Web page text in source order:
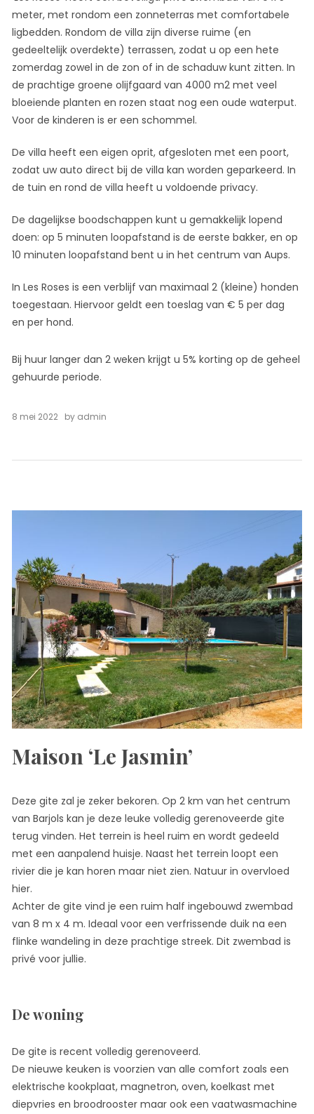
meter, met rondom een zonneterras met comfortabele
ligbedden. Rondom de villa zijn diverse ruime (en
gedeeltelijk overdekte) terrassen, zodat u op een hete
zomerdag zowel in de zon of in de schaduw kunt zitten. In
de prachtige groene olijfgaard van 4000 m2 met veel
bloeiende planten en rozen staat nog een oude waterput.
Voor de kinderen is er een schommel.
De villa heeft een eigen oprit, afgesloten met een poort,
zodat uw auto direct bij de villa kan worden geparkeerd. In
de tuin en rond de villa heeft u voldoende privacy.
De dagelijkse boodschappen kunt u gemakkelijk lopend
doen: op 5 minuten loopafstand is de eerste bakker, en op
10 minuten loopafstand bent u in het centrum van Aups.
In Les Roses is een verblijf van maximaal 2 (kleine) honden
toegestaan. Hiervoor geldt een toeslag van € 5 per dag
en per hond.
Bij huur langer dan 2 weken krijgt u 5% korting op de geheel
gehuurde periode.
8 mei 2022 by admin
Maison ‘Le Jasmin’
Deze gite zal je zeker bekoren. Op 2 km van het centrum
van Barjols kan je deze leuke volledig gerenoveerde gite
terug vinden. Het terrein is heel ruim en wordt gedeeld
met een aanpalend huisje. Naast het terrein loopt een
rivier die je kan horen maar niet zien. Natuur in overvloed
hier.
Achter de gite vind je een ruim half ingebouwd zwembad
van 8 m x 4 m. Ideaal voor een verfrissende duik na een
flinke wandeling in deze prachtige streek. Dit zwembad is
privé voor jullie.
De woning
De gite is recent volledig gerenoveerd.
De nieuwe keuken is voorzien van alle comfort zoals een
elektrische kookplaat, magnetron, oven, koelkast met
diepvries en broodrooster maar ook een vaatwasmachine